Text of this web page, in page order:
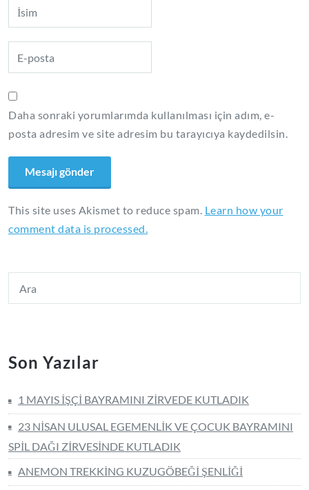
Daha sonraki yorumlarımda kullanılması için adım, e-
posta adresim ve site adresim bu tarayıcıya kaydedilsin.
This site uses Akismet to reduce spam. Learn how your
comment data is processed.
Son Yazılar
1 MAYIS İŞÇİ BAYRAMINI ZİRVEDE KUTLADIK
23 NİSAN ULUSAL EGEMENLİK VE ÇOCUK BAYRAMINI
SPİL DAĞI ZİRVESİNDE KUTLADIK
ANEMON TREKKİNG KUZUGÖBEĞİ ŞENLİĞİ